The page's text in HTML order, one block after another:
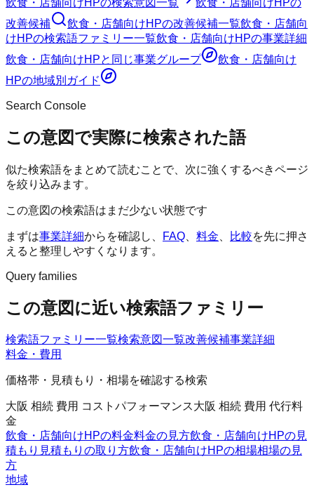
改善候補
飲食・店舗向けHPの改善候補一覧飲食・店舗向
けHPの検索語ファミリー一覧飲食・店舗向けHPの事業詳細
飲食・店舗向けHPと同じ事業グループ
飲食・店舗向け
HPの地域別ガイド
Search Console
この意図で実際に検索された語
似た検索語をまとめて読むことで、次に強くするべきページ
を絞り込みます。
この意図の検索語はまだ少ない状態です
まずは事業詳細からを確認し、 FAQ 料金 比較を先に押さ
えると整理しやすくなります。
Query families
この意図に近い検索語ファミリー
検索語ファミリー一覧検索意図一覧改善候補事業詳細
料金・費用
価格帯・見積もり・相場を確認する検索
大阪 相続 費用 コストパフォーマンス大阪 相続 費用 代行料
金
飲食・店舗向けHPの料金料金の見方飲食・店舗向けHPの見
積もり 見積もりの取り方飲食・店舗向けHPの相場相場の見
方
地域